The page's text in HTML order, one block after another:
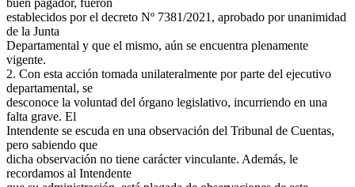
establecidos por el decreto Nº 7381/2021, aprobado por unanimidad
de la Junta
Departamental y que el mismo, aún se encuentra plenamente
vigente.
2. Con esta acción tomada unilateralmente por parte del ejecutivo
departamental, se
desconoce la voluntad del órgano legislativo, incurriendo en una
falta grave. El
Intendente se escuda en una observación del Tribunal de Cuentas,
pero sabiendo que
dicha observación no tiene carácter vinculante. Además, le
recordamos al Intendente